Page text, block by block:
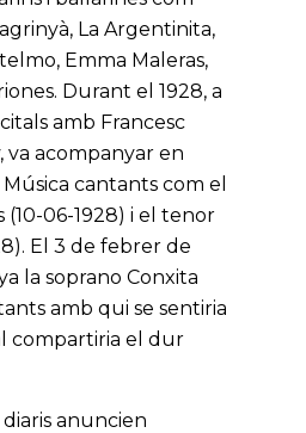
La Argentinita,
Emma Maleras,
Durant el 1928, a
amb Francesc
va acompanyar en
cantants com el
06-1928) i el tenor
El 3 de febrer de
la soprano Conxita
amb qui se sentiria
compartiria el dur
anuncien